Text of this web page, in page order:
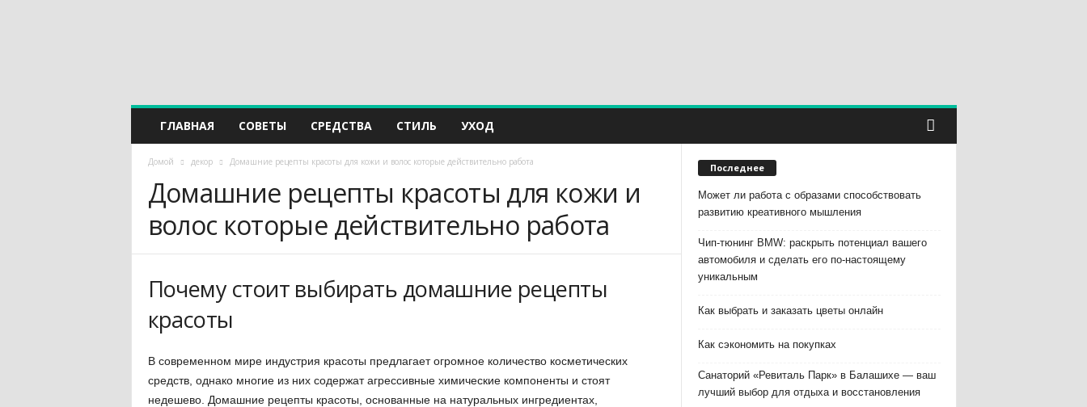
ГЛАВНАЯ СОВЕТЫ СРЕДСТВА СТИЛЬ УХОД
Домой декор Домашние рецепты красоты для кожи и волос которые действительно работа
Домашние рецепты красоты для кожи и
волос которые действительно работа
Почему стоит выбирать домашние рецепты
красоты
В современном мире индустрия красоты предлагает огромное количество косметических
средств, однако многие из них содержат агрессивные химические компоненты и стоят
недешево. Домашние рецепты красоты, основанные на натуральных ингредиентах,
Последнее
Может ли работа с образами способствовать
развитию креативного мышления
Чип-тюнинг BMW: раскрыть потенциал вашего
автомобиля и сделать его по-настоящему
уникальным
Как выбрать и заказать цветы онлайн
Как сэкономить на покупках
Санаторий «Ревиталь Парк» в Балашихе — ваш
лучший выбор для отдыха и восстановления